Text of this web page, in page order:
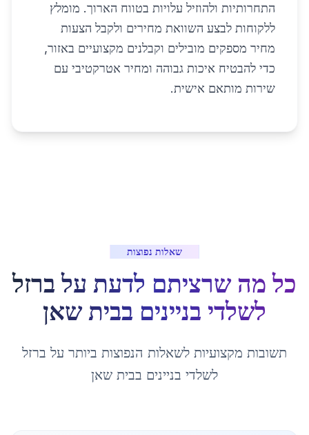
התחרותיות ולהוזיל עלויות בטווח הארוך. מומלץ
ללקוחות לבצע השוואת מחירים ולקבל הצעות
מחיר מספקים מובילים וקבלנים מקצועיים באזור,
כדי להבטיח איכות גבוהה ומחיר אטרקטיבי עם
שירות מותאם אישית.
שאלות נפוצות
כל מה שרציתם לדעת על ברזל
לשלדי בניינים בבית שאן
תשובות מקצועיות לשאלות הנפוצות ביותר על ברזל
לשלדי בניינים בבית שאן